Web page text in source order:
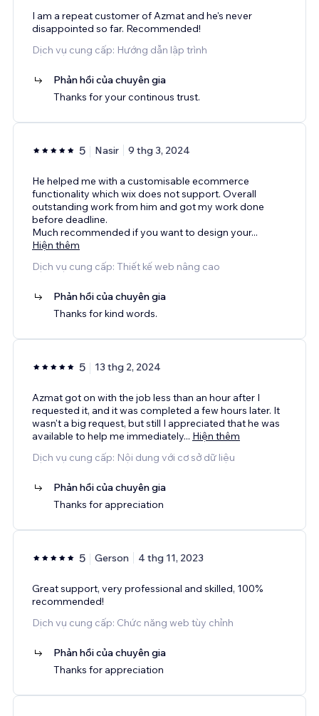
I am a repeat customer of Azmat and he's never
disappointed so far. Recommended!
Dịch vụ cung cấp: Hướng dẫn lập trình
Phản hồi của chuyên gia
Thanks for your continous trust.
5 Nasir 9 thg 3, 2024
He helped me with a customisable ecommerce
functionality which wix does not support. Overall
outstanding work from him and got my work done
before deadline.
Much recommended if you want to design your...
Hiện thêm
Dịch vụ cung cấp: Thiết kế web nâng cao
Phản hồi của chuyên gia
Thanks for kind words.
5 13 thg 2, 2024
Azmat got on with the job less than an hour after I
requested it, and it was completed a few hours later. It
wasn't a big request, but still I appreciated that he was
available to help me immediately... Hiện thêm
Dịch vụ cung cấp: Nội dung với cơ sở dữ liệu
Phản hồi của chuyên gia
Thanks for appreciation
5 Gerson 4 thg 11, 2023
Great support, very professional and skilled, 100%
recommended!
Dịch vụ cung cấp: Chức năng web tùy chỉnh
Phản hồi của chuyên gia
Thanks for appreciation